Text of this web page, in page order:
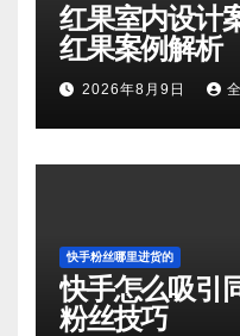
红果室内设计
红果案例解析
2026年8月9日
快手粉丝哪里进货的
快手怎么吸引
粉丝技巧